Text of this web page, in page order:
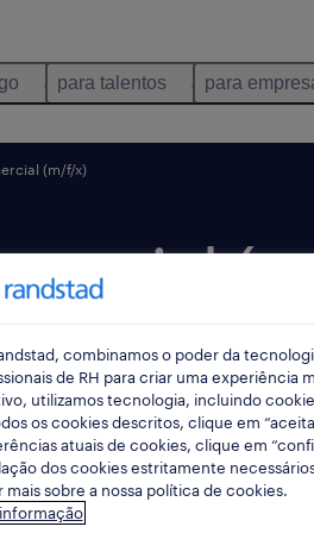
para talentos para
(m/f/x)
dia data limite 21 agosto
combinamos o poder da
de RH para criar uma experiência
utilizamos tecnologia, incluindo
os cookies descritos, clique em
atuais de cookies, clique em
dos cookies estritamente
mais sobre a nossa política de cookies.